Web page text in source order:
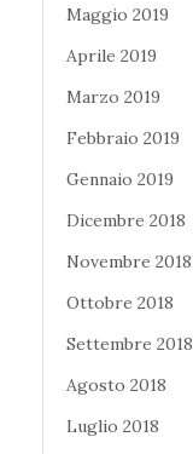
Maggio 2019
Aprile 2019
Marzo 2019
Febbraio 2019
Gennaio 2019
Dicembre 2018
Novembre 2018
Ottobre 2018
Settembre 2018
Agosto 2018
Luglio 2018